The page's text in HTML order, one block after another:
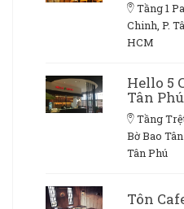
Tầng 1
Chinh, P.
HCM
Hello 5
Tân Phú
Tầng
Bờ Bao
Tân Phú
Tôn